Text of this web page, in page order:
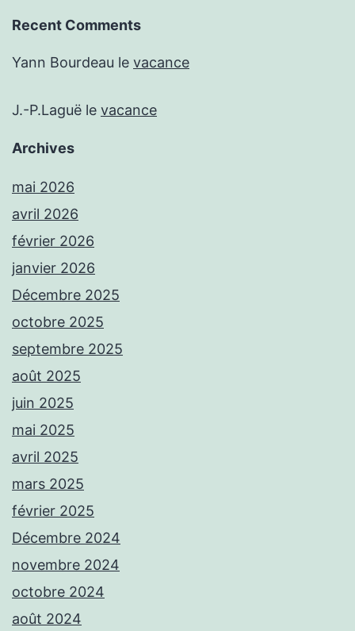
Recent Comments
Yann Bourdeau le vacance
J.-P.Laguë le vacance
Archives
mai 2026
avril 2026
février 2026
janvier 2026
Décembre 2025
octobre 2025
septembre 2025
août 2025
juin 2025
mai 2025
avril 2025
mars 2025
février 2025
Décembre 2024
novembre 2024
octobre 2024
août 2024